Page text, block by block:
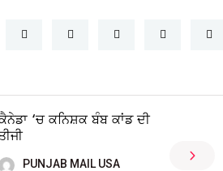
‘ਚ ਕਨਿਸ਼ਕ ਬੰਬ ਕਾਂਡ ਦੀ
PUNJAB MAIL USA